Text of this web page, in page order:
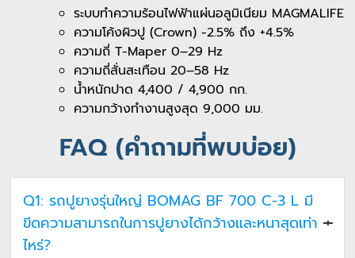
ระบบทำความร้อนไฟฟ้าแผ่นอลูมิเนียม MAGMALIFE
ความโค้งผิวปู (Crown) -2.5% ถึง +4.5%
ความถี่ T-Maper 0–29 Hz
ความถี่สั่นสะเทือน 20–58 Hz
น้ำหนักปาด 4,400 / 4,900 กก.
ความกว้างทำงานสูงสุด 9,000 มม.
FAQ (คำถามที่พบบ่อย)
Q1: รถปูยางรุ่นใหญ่ BOMAG BF 700 C-3 L มี
ขีดความสามารถในการปูยางได้กว้างและหนาสุดเท่า
ไหร่?